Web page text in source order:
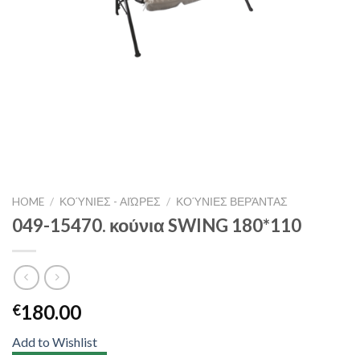
HOME / ΚΟΎΝΙΕΣ - ΑΙΏΡΕΣ / ΚΟΎΝΙΕΣ ΒΕΡΆΝΤΑΣ
049-15470. κούνια SWING 180*110
€180.00
Add to Wishlist